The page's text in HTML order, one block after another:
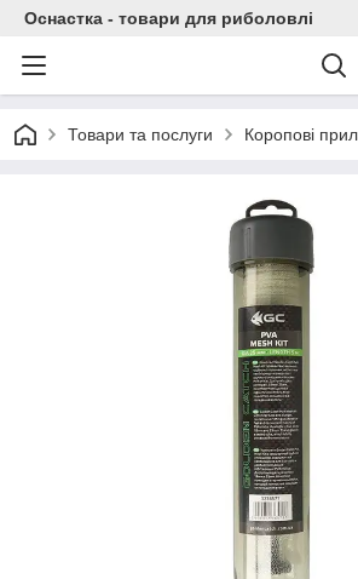
Оснастка - товари для риболовлі
Товари та послуги Коропові